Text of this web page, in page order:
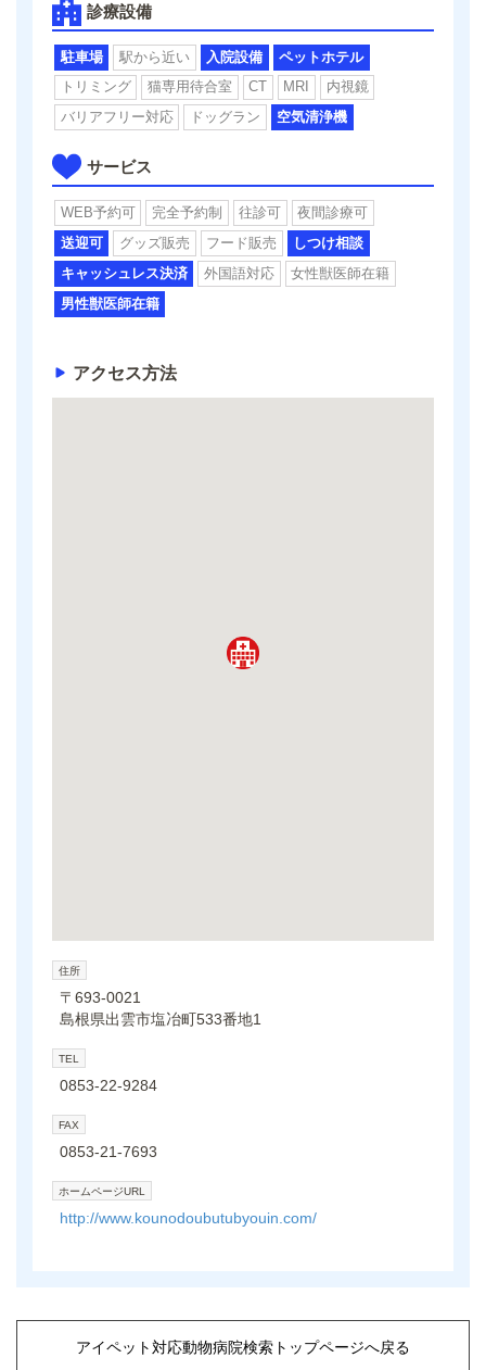
診療設備
駐車場 駅から近い 入院設備
ペットホテル
トリミング
猫専用待合室 CT MRI
内視鏡
バリアフリー対応
ドッグラン 空気清浄機
サービス
WEB予約可 完全予約制 往診可
夜間診療可
送迎可
グッズ販売 フード販売
しつけ相談
キャッシュレス決済
外国語対応
女性獣医師在籍
男性獣医師在籍
アクセス方法
住所
〒693-0021
島根県出雲市塩冶町533番地1
TEL
0853-22-9284
FAX
0853-21-7693
ホームページURL
http://www.kounodoubutubyouin.com/
アイペット対応動物病院検索トップページへ戻る